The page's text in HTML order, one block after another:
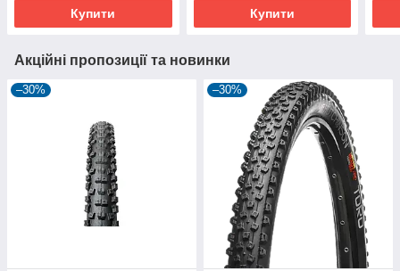
Купити Купити
Акційні пропозиції та новинки
–30% –30%